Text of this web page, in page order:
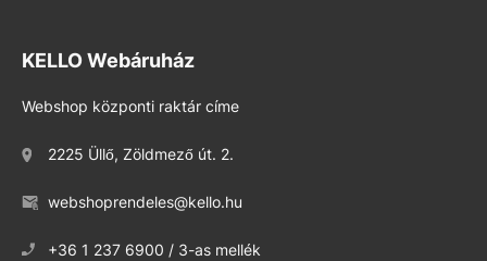
KELLO Webáruház
Webshop központi raktár címe
2225 Üllő, Zöldmező út. 2.
webshoprendeles@kello.hu
+36 1 237 6900 / 3-as mellék